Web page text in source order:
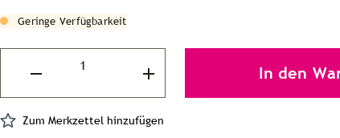
Geringe Verfügbarkeit
In den
Zum Merkzettel hinzufügen